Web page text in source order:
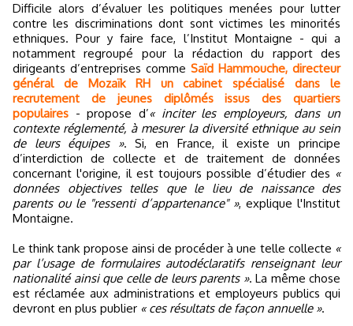
Difficile alors d’évaluer les politiques menées pour lutter
contre les discriminations dont sont victimes les minorités
ethniques. Pour y faire face, l’Institut Montaigne - qui a
notamment regroupé pour la rédaction du rapport des
dirigeants d’entreprises comme Saïd Hammouche, directeur
général de Mozaïk RH un cabinet spécialisé dans le
recrutement de jeunes diplômés issus des quartiers
populaires - propose d’« inciter les employeurs, dans un
contexte réglementé, à mesurer la diversité ethnique au sein
de leurs équipes ». Si, en France, il existe un principe
d’interdiction de collecte et de traitement de données
concernant l'origine, il est toujours possible d’étudier des «
données objectives telles que le lieu de naissance des
parents ou le "ressenti d’appartenance" », explique l'Institut
Montaigne.
Le think tank propose ainsi de procéder à une telle collecte «
par l’usage de formulaires autodéclaratifs renseignant leur
nationalité ainsi que celle de leurs parents ». La même chose
est réclamée aux administrations et employeurs publics qui
devront en plus publier « ces résultats de façon annuelle ».